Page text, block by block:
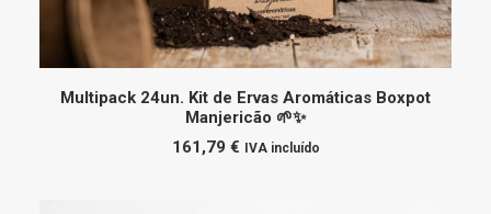
ADICIONAR
Multipack 24un. Kit de Ervas Aromáticas Boxpot
Manjericão 🌱✨
161,79 € IVA incluído